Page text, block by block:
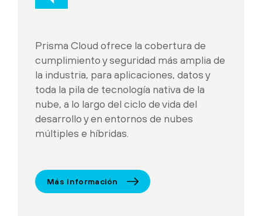
Prisma Cloud ofrece la cobertura de
cumplimiento y seguridad más amplia de
la industria, para aplicaciones, datos y
toda la pila de tecnología nativa de la
nube, a lo largo del ciclo de vida del
desarrollo y en entornos de nubes
múltiples e híbridas.
Más información